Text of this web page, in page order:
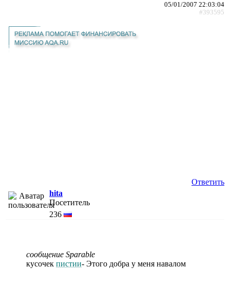
05/01/2007 22:03:04
#393595
Ответить
hita
Посетитель
236
сообщение Sparable
кусочек пистии- Этого добра у меня навалом